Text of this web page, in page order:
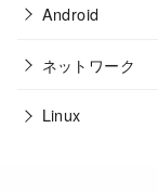
Android
ネットワーク
Linux